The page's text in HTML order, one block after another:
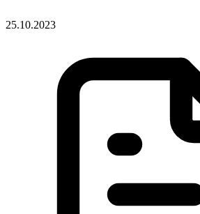
25.10.2023